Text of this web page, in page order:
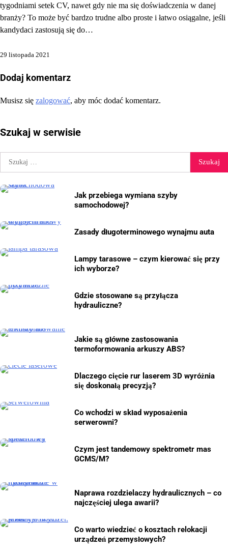
tygodniami setek CV, nawet gdy nie ma się doświadczenia w danej
branży? To może być bardzo trudne albo proste i łatwo osiągalne, jeśli
kandydaci zastosują się do…
29 listopada 2021
Dodaj komentarz
Musisz się zalogować, aby móc dodać komentarz.
Szukaj w serwisie
Szukaj:
Jak przebiega wymiana szyby
samochodowej?
Zasady długoterminowego wynajmu auta
Lampy tarasowe – czym kierować się przy
ich wyborze?
Gdzie stosowane są przyłącza
hydrauliczne?
Jakie są główne zastosowania
termoformowania arkuszy ABS?
Dlaczego cięcie rur laserem 3D wyróżnia
się doskonałą precyzją?
Co wchodzi w skład wyposażenia
serwerowni?
Czym jest tandemowy spektrometr mas
GCMS/M?
Naprawa rozdzielaczy hydraulicznych – co
najczęściej ulega awarii?
Co warto wiedzieć o kosztach relokacji
urządzeń przemysłowych?